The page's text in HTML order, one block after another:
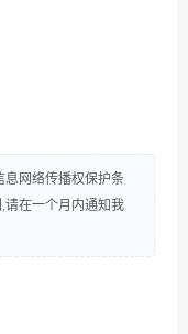
息网络传播权保护条
请在一个月内通知我